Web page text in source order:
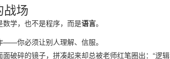
战场
学，也不是程序，而是语言。
——你必须让别人理解、信服。
破碎的镜子，拼凑起来却总被老师红笔圈出：“逻辑